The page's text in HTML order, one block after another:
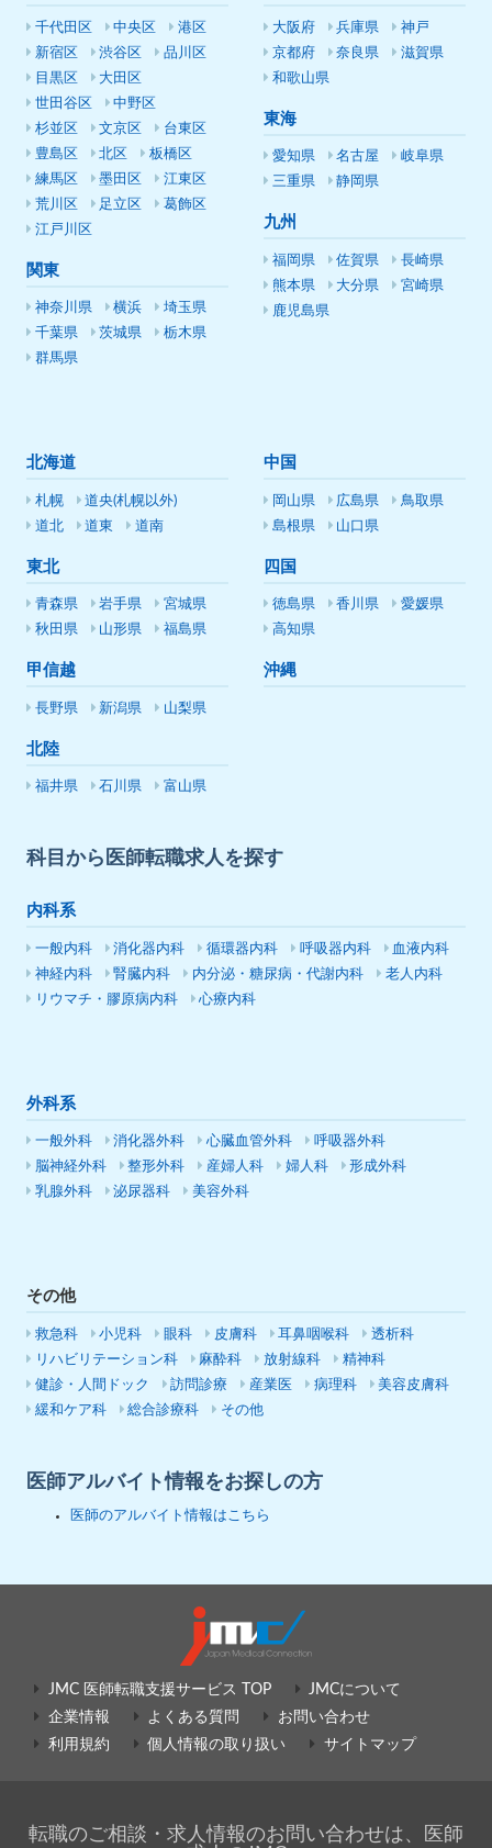
千代田区 中央区
港区
新宿区
渋谷区
品川区
目黒区
大田区
世田谷区
中野区
杉並区
文京区
台東区
豊島区
北区
板橋区
練馬区
墨田区
江東区
荒川区
足立区
葛飾区
江戸川区
関東
神奈川県 横浜
埼玉県
千葉県
茨城県
栃木県
群馬県
大阪府 兵庫県
神戸
京都府
奈良県
滋賀県
和歌山県
東海
愛知県 名古屋
岐阜県
三重県
静岡県
九州
福岡県 佐賀県
長崎県
熊本県
大分県
宮崎県
鹿児島県
北海道
札幌
道央(札幌以外)
道北
道東 道南
東北
青森県 岩手県
宮城県
秋田県
山形県 福島県
甲信越
長野県 新潟県 山梨県
北陸
福井県 石川県 富山県
中国
岡山県 広島県
鳥取県
島根県
山口県
四国
徳島県 香川県
愛媛県
高知県
沖縄
科目から医師転職求人を探す
内科系
一般内科 消化器内科 循環器内科 呼吸器内科
血液内科
神経内科
腎臓内科 内分泌・糖尿病・代謝内科
老人内科
リウマチ・膠原病内科
心療内科
外科系
一般外科 消化器外科 心臓血管外科
呼吸器外科
脳神経外科
整形外科 産婦人科 婦人科
形成外科
乳腺外科
泌尿器科 美容外科
その他
救急科 小児科 眼科 皮膚科 耳鼻咽喉科
透析科
リハビリテーション科
麻酔科 放射線科
精神科
健診・人間ドック
訪問診療 産業医 病理科
美容皮膚科
緩和ケア科
総合診療科 その他
医師アルバイト情報をお探しの方
医師のアルバイト情報はこちら
JMC 医師転職支援サービス TOP
JMCについて
企業情報
よくある質問
お問い合わせ
利用規約
個人情報の取り扱い サイトマップ
転職のご相談・求人情報のお問い合わせは、医師